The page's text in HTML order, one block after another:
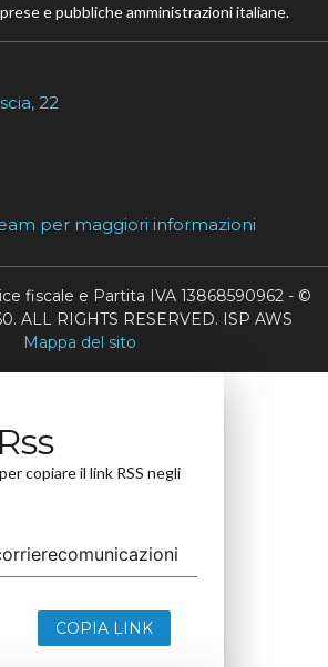
e pubbliche amministrazioni italiane.
22
per maggiori informazioni
fiscale e Partita IVA 13868590962 - ©
ALL RIGHTS RESERVED. ISP AWS
Mappa del sito
copiare il link RSS negli
COPIA LINK